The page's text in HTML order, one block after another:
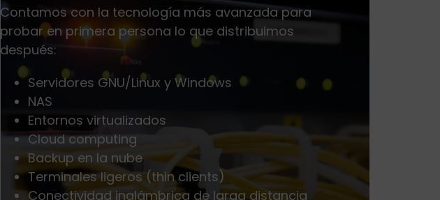
Contamos con la tecnología más avanzada para
probar en primera persona lo que distribuimos
después:
Servidores GNU/Linux y Windows
NAS
Entornos virtualizados
Cloud computing
Backup en la nube
Terminales ligeros (thin clients)
Conectividad inalámbrica de larga distancia